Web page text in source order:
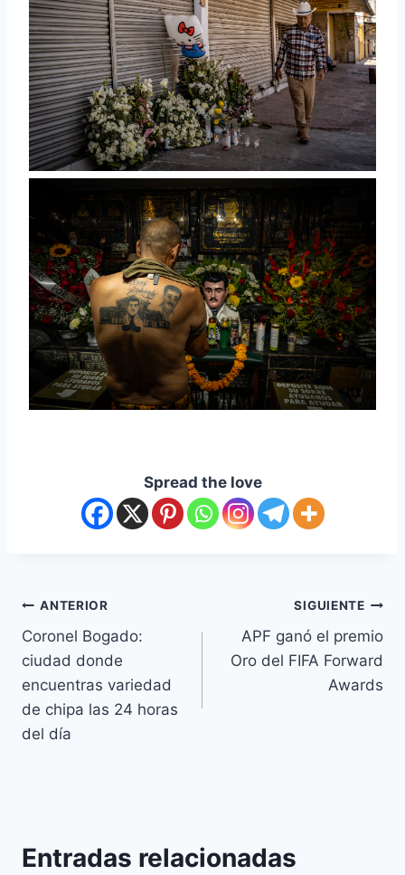
Spread the love
ANTERIOR
Coronel Bogado:
ciudad donde
encuentras variedad
de chipa las 24 horas
del día
SIGUIENTE
APF ganó el premio
Oro del FIFA Forward
Awards
Entradas relacionadas